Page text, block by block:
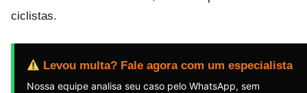
ciclistas.
Levou multa? Fale agora com um especialista
Nossa equipe analisa seu caso pelo WhatsApp, sem